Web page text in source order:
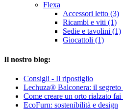
Flexa
Accessori letto (3)
Ricambi e viti (1)
Sedie e tavolini (1)
Giocattoli (1)
Il nostro blog:
Consigli - Il ripostiglio
Lechuza® Balconera: il segreto
Come creare un orto rialzato fai
EcoFurn: sostenibilità e design